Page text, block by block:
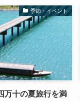
季節・イベント
万十の夏旅行を満